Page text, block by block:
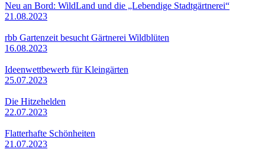
Neu an Bord: WildLand und die „Lebendige Stadtgärtnerei“
21.08.2023
rbb Gartenzeit besucht Gärtnerei Wildblüten
16.08.2023
Ideenwettbewerb für Kleingärten
25.07.2023
Die Hitzehelden
22.07.2023
Flatterhafte Schönheiten
21.07.2023